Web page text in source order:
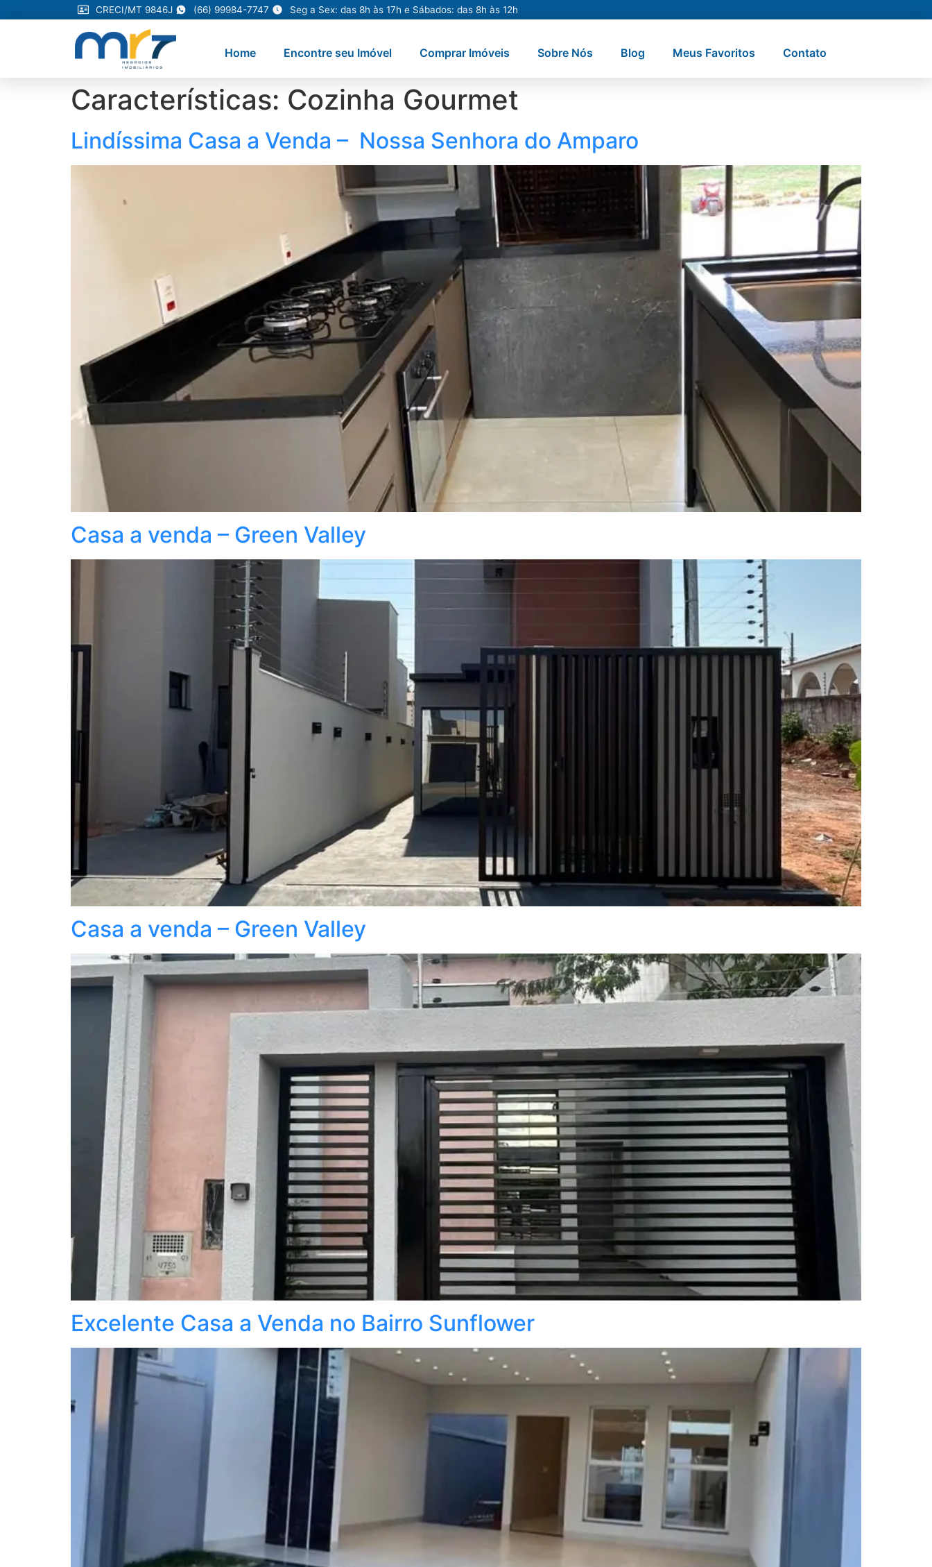
CRECI/MT 9846J (66) 99984-7747 Seg a Sex: das 8h às 17h e Sábados: das 8h às 12h
Home Encontre seu Imóvel Comprar Imóveis Sobre Nós Blog Meus Favoritos Contato
Características: Cozinha Gourmet
Lindíssima Casa a Venda – Nossa Senhora do Amparo
Casa a venda – Green Valley
Casa a venda – Green Valley
Excelente Casa a Venda no Bairro Sunflower